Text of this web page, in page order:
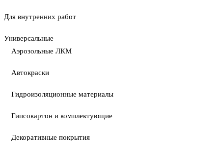
Для внутренних работ
Универсальные
Аэрозольные ЛКМ
Автокраски
Гидроизоляционные материалы
Гипсокартон и комплектующие
Декоративные покрытия